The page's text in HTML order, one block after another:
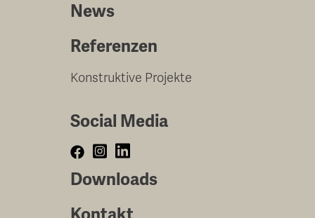
News
Referenzen
Konstruktive Projekte
Social Media
Downloads